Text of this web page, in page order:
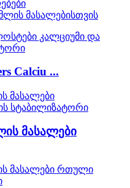
მასალებისთვის
Calciu ...
მასალები